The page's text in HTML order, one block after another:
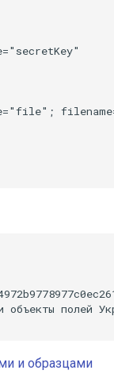
объекты полей
и образцами